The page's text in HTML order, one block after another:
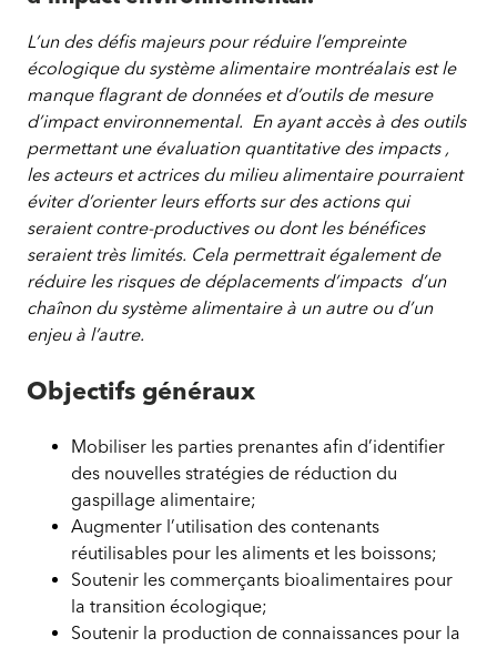
L’un des défis majeurs pour réduire l’empreinte
écologique du système alimentaire montréalais est le
manque flagrant de données et d’outils de mesure
d’impact environnemental. En ayant accès à des outils
permettant une évaluation quantitative des impacts ,
les acteurs et actrices du milieu alimentaire pourraient
éviter d’orienter leurs efforts sur des actions qui
seraient contre-productives ou dont les bénéfices
seraient très limités. Cela permettrait également de
réduire les risques de déplacements d’impacts d’un
chaînon du système alimentaire à un autre ou d’un
enjeu à l’autre.
Objectifs généraux
Mobiliser les parties prenantes afin d’identifier
des nouvelles stratégies de réduction du
gaspillage alimentaire;
Augmenter l’utilisation des contenants
réutilisables pour les aliments et les boissons;
Soutenir les commerçants bioalimentaires pour
la transition écologique;
Soutenir la production de connaissances pour la